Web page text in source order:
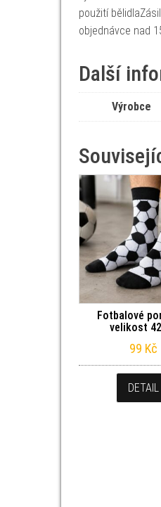
použití
objednávce nad
Další
Výrobce
Fotbalové
velikost
99 Kč
DETAIL